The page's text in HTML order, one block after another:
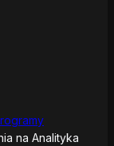
na Analityka